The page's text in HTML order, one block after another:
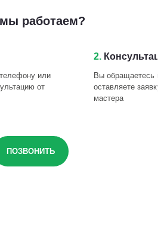
работаем?
или
от
2.
Вы обращаетесь
оставляете
мастера
ПОЗВОНИТЬ